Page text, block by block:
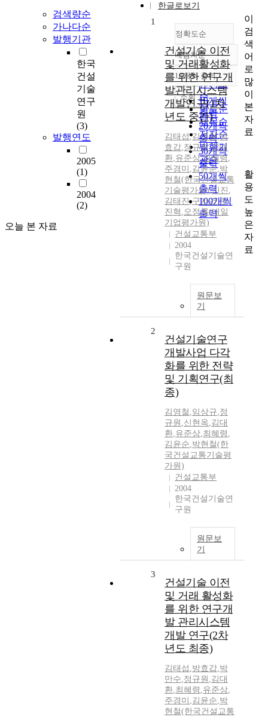
검색량순
가나다순
발행기관
한국
건설
기술
연구
원
(3)
발행연도
2005
(1)
2004
(2)
오늘 본 자료
한글로보기
정확도순
정확도
순
인기도
순
연도순
제목순
저자순
발행기
관순
내림차순
내림차순
10개씩 출력
10개씩
출력
20개씩
출력
30개씩
출력
50개씩
출력
100개씩
출력
조회
1
건설기술 이전
및 거래활성화
를 위한 연구개
발관리시스템
개발연구(1차
년도 중간)
김태섭,김영철,방
효갑,정규원,김대
환,유준상,최혜령,
주경미 ,김윤순,박
현철(한국건설교통
기술평가원),신진 ,
김태진,구자건,주
진혁 ,오정록(대일
기업평가원)
건설교통부
2004
한국건설기술연
구원
원문보
기
2
건설기술연구
개발사업 다각
화를 위한 전략
및 기획연구(최
종)
김영철 ,임상규,정
규원 ,신현옥,김대
환,유준상,최혜령 ,
김윤순,박현철(한
국건설교통기술평
가원)
건설교통부
2004
한국건설기술연
구원
원문보
기
3
건설기술 이전
및 거래 활성화
를 위한 연구개
발 관리시스템
개발 연구(2차
년도 최종)
김태섭 ,방효갑,박
만수,정규원 ,김대
환,최혜령 ,유준상,
주경미 ,김윤순,박
현철(한국건설교통
이
검
색
어
로
많
이
본
자
료
활
용
도
높
은
자
료